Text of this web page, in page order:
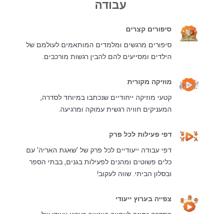
עבודה
סיפורים קצרים
סיפורים מרגשים ומלמדים המותאמים לעולמם של
הילדים ומסייעים להם להבין רגשות מורכבים.
מוזיקה מקורית
קטעי מוזיקה ייחודיים שנכתבו במיוחד לסדרה,
המעניקים חוויה רגשית עמוקה ומרגיעה.
דפי פעילות לכל פרק
דפי עבודה ייעודיים לכל פרק של 'שאגת האריה' עם
כלים פשוטים ומהנים לפעילות בגנים, בבתי הספר
ובסלון הביתי. שווה לעקוב!
צפייה בערוץ ייעודי